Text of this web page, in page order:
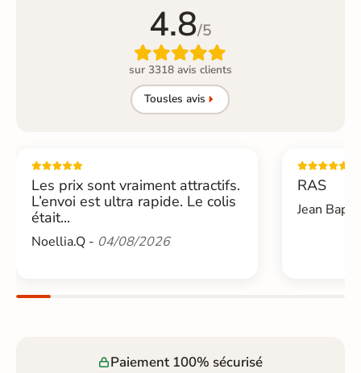
4.8/5

sur 3318 avis clients
Tousles avis
Les prix sont vraiment attractifs.
L’envoi est ultra rapide. Le colis
était...
Noellia.Q - 04/08/2026
RAS
Jean
Paiement 100% sécurisé